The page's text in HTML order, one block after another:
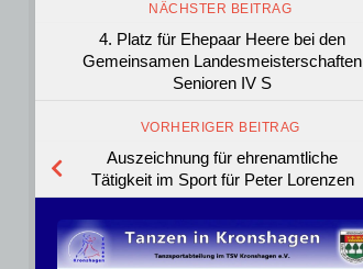
NÄCHSTER BEITRAG
4. Platz für Ehepaar Heere bei den
Gemeinsamen Landesmeisterschaften
Senioren IV S
VORHERIGER BEITRAG
Auszeichnung für ehrenamtliche
Tätigkeit im Sport für Peter Lorenzen